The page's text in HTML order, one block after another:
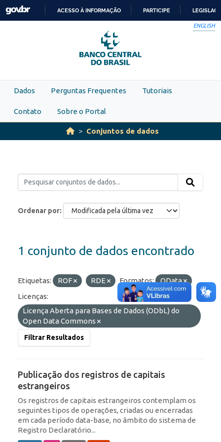
Skip to main content
PARA
O
CONTEÚDO
ACESSO À INFORMAÇÃO PARTICIPE
ENGLISH
Dados Perguntas Frequentes Tutoriais
Contato Sobre o Portal
Conjuntos de dados
Ordenar por
1 conjunto de dados encontrado
Etiquetas: ROF RDE Formatos:
OData
Licenças:
Licença Aberta para Bases de Dados (ODbL) do
Open Data Commons
Filtrar Resultados
Publicação dos registros de capitais
estrangeiros
Os registros de capitais estrangeiros contemplam os
seguintes tipos de operações, criadas ou encerradas
em cada período data-base, no âmbito do sistema de
Registro Declaratório...